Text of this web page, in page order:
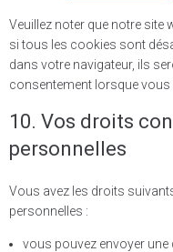
Veuillez noter que notre site
si tous les cookies sont
dans votre navigateur, ils
consentement lorsque vous
10. Vos droits
personnelles
Vous avez les droits
personnelles :
vous pouvez envoyer une